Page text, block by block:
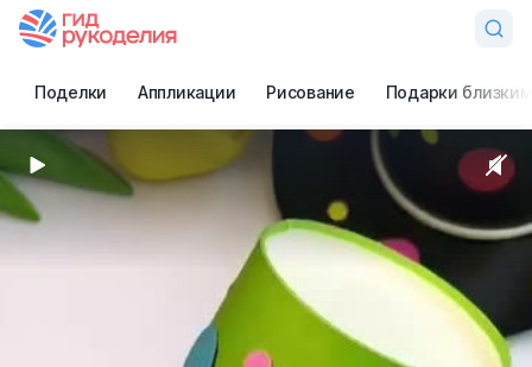
Поделки Аппликации Рисование Подарки близким